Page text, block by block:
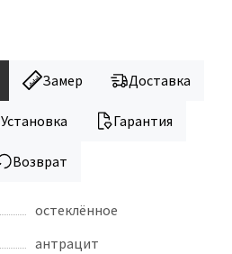
Замер Доставка
Установка Гарантия
Возврат
остеклённое
антрацит